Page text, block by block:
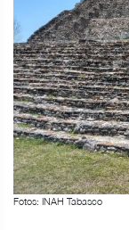
Fotos: INAH Tabasco